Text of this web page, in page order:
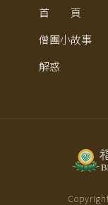
首 頁
僧團小故事
解惑